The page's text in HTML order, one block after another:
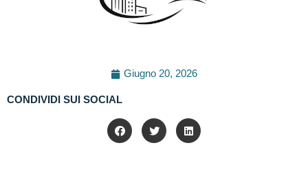
Giugno 20, 2026
CONDIVIDI SUI SOCIAL